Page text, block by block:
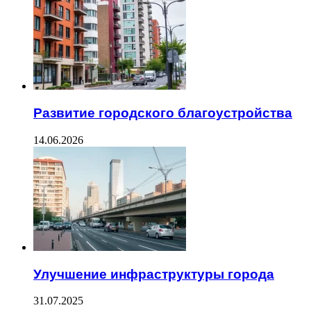
Развитие городского благоустройства
14.06.2026
Улучшение инфраструктуры города
31.07.2025